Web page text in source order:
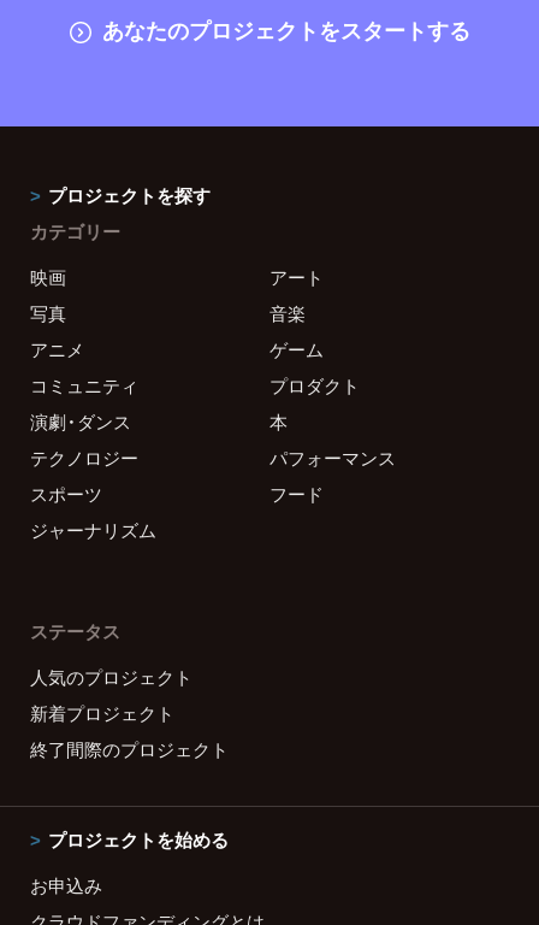
あなたのプロジェクトをスタートする
プロジェクトを探す
カテゴリー
映画
アート
写真
音楽
アニメ
ゲーム
コミュニティ
プロダクト
演劇・ダンス
本
テクノロジー
パフォーマンス
スポーツ
フード
ジャーナリズム
ステータス
人気のプロジェクト
新着プロジェクト
終了間際のプロジェクト
プロジェクトを始める
お申込み